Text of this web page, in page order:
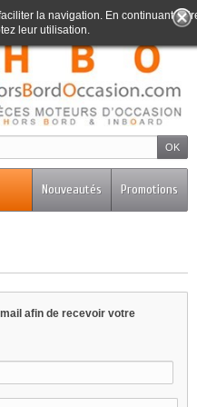
Promotions
Nouveautés
la navigation. En continuant
leur utilisation.
afin de recevoir votre